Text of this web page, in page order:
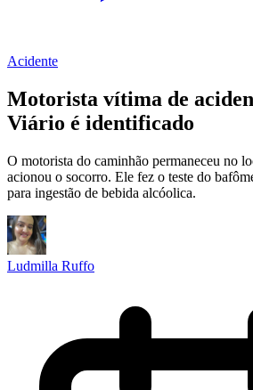
Acidente
Motorista vítima de
Viário é identificado
O motorista do caminhão permaneceu no
acionou o socorro. Ele fez o teste do
para ingestão de bebida alcóolica.
Ludmilla Ruffo